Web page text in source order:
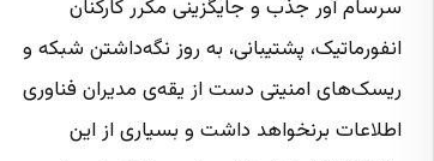
سرسام آور جذب و جایگزینی مکرر کارکنان
انفورماتیک، پشتیبانی، به روز نگه‌داشتن شبکه و
ریسک‌های امنیتی دست از یقه‌ی مدیران فناوری
اطلاعات برنخواهد داشت و بسیاری از این